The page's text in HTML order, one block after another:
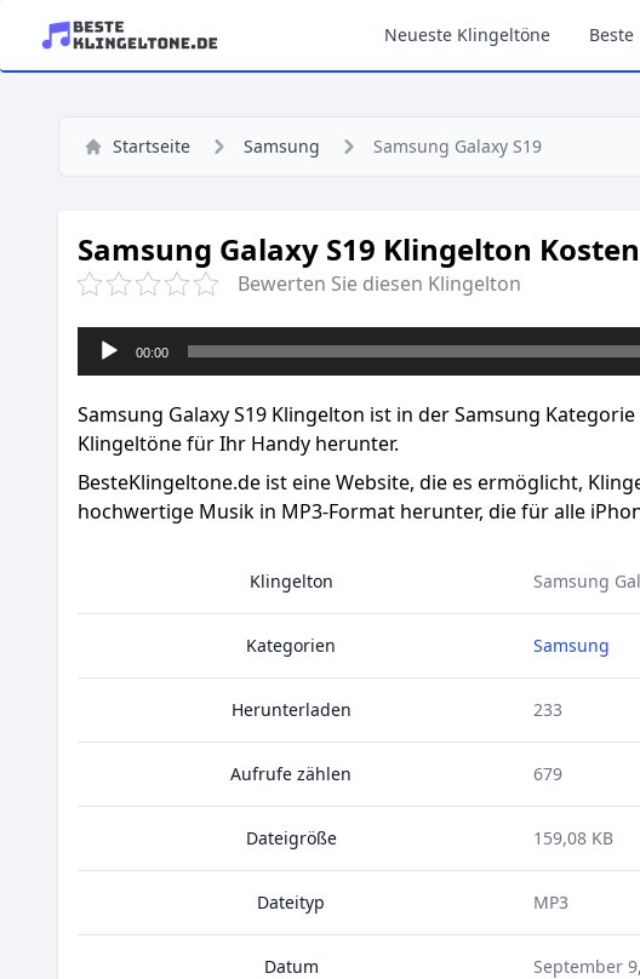
Neueste Klingeltöne
Startseite Samsung Samsung Galaxy S19
Samsung Galaxy S19 Klingelton
Bewerten Sie diesen Klingelton
Audio-
Player
00:00
Samsung Galaxy S19 Klingelton ist in der Samsung
Klingeltöne für Ihr Handy herunter.
BesteKlingeltone.de ist eine Website, die es ermöglicht,
hochwertige Musik in MP3-Format herunter, die für alle
Klingelton Samsung
Kategorien Samsung
Herunterladen 233
Aufrufe zählen 679
Dateigröße 159,08 KB
Dateityp MP3
Datum September